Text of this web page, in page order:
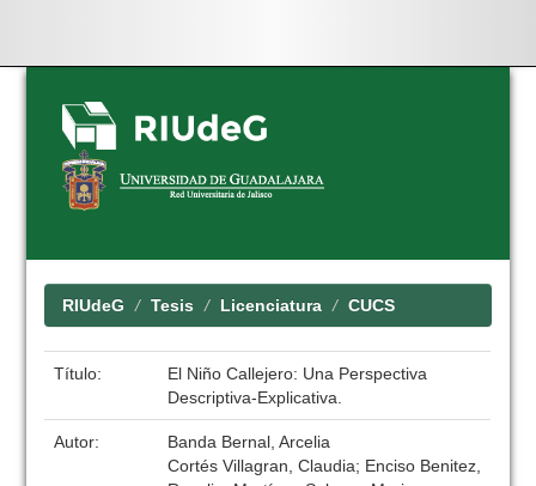
Skip
navigation
RIUdeG Tesis Licenciatura CUCS
Título:
El Niño Callejero: Una Perspectiva
Descriptiva-Explicativa.
Autor:
Banda Bernal, Arcelia
Cortés Villagran, Claudia; Enciso Benitez,